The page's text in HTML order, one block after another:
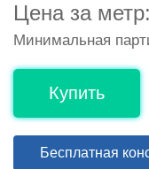
Цена за метр:
Минимальная
Купить
Бесплатная